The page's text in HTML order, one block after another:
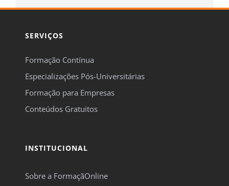
SERVIÇOS
Formação Contínua
Especializações Pós-Universitárias
Formação para Empresas
Conteúdos Gratuitos
INSTITUCIONAL
Sobre a FormaçãOnline